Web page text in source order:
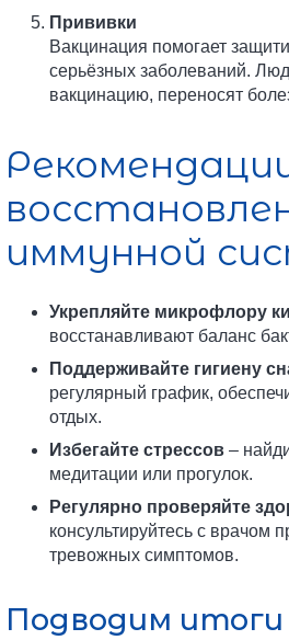
Прививки
Вакцинация помогает
серьёзных заболеваний.
вакцинацию, переносят
иммунной
Укрепляйте микрофлору
восстанавливают баланс
Поддерживайте гигиену
регулярный график,
отдых.
Избегайте стрессов –
медитации или прогулок.
Регулярно проверяйте
консультируйтесь с врачом
тревожных симптомов.
Подводим итоги